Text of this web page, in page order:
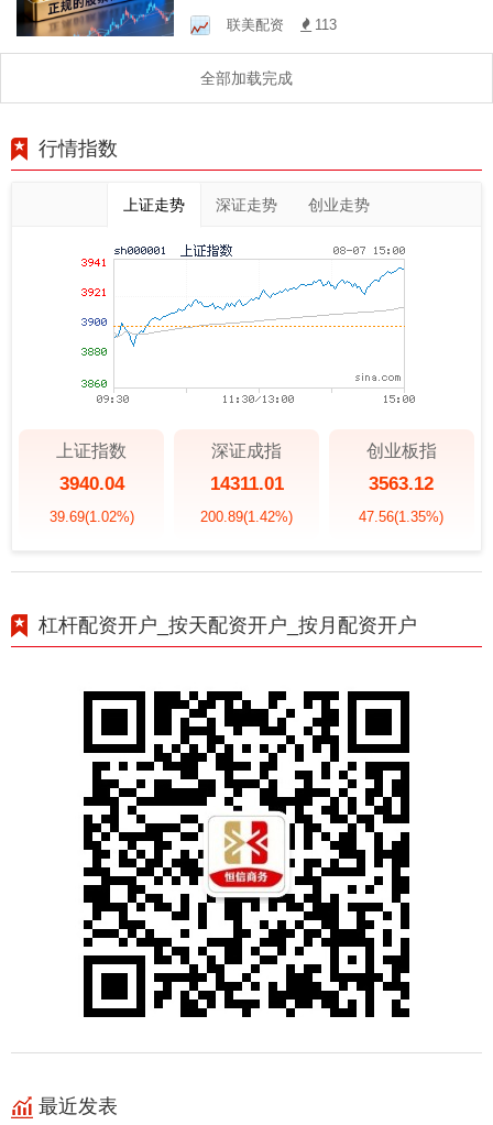
行情以短期反复博弈为主的
震荡窗口的交易阶
联美配资 113
全部加载完成
行情指数
上证走势 深证走势 创业走势
上证指数
3940.04
39.69(1.02%)
深证成指
14311.01
200.89(1.42%)
创业板指
3563.12
47.56(1.35%)
杠杆配资开户_按天配资开户_按月配资开户
最近发表